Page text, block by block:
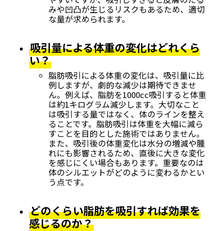
みや凹凸が生じるリスクもあるため、適切
な量が求められます。
吸引量による体重の変化はどれくら
い？
脂肪吸引による体重の変化は、吸引量に比
例しますが、劇的な減少は期待できませ
ん。例えば、脂肪を1000cc吸引すると体重
は約1キログラム減少します。大切なこと
は吸引する量ではなく、体のラインを整え
ることです。脂肪吸引は体重を大幅に減ら
すことを目的とした施術ではありません。
また、吸引後の体重変化は水分の増減や腫
れにも影響されるため、直後に大きな変化
を感じにくい場合もあります。重要なのは
体のシルエットがどのように変わるかとい
う点です。
どのくらい脂肪を吸引すれば効果を
感じるのか？